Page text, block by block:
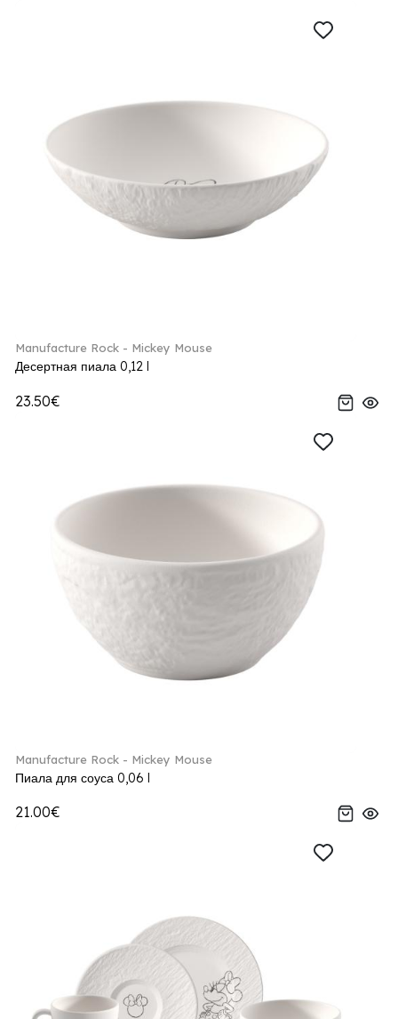
Manufacture Rock - Mickey Mouse
Десертная пиала 0,12 l
23.50€
Manufacture Rock - Mickey Mouse
Пиала для соуса 0,06 l
21.00€